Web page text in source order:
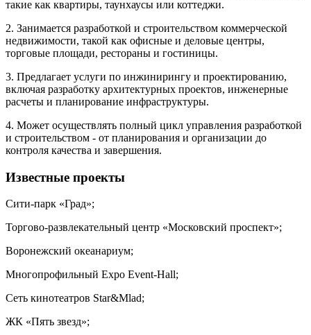
такие как квартиры, таунхаусы или коттеджи.
2. Занимается разработкой и строительством коммерческой
недвижимости, такой как офисные и деловые центры,
торговые площади, рестораны и гостиницы.
3. Предлагает услуги по инжинирингу и проектированию,
включая разработку архитектурных проектов, инженерные
расчеты и планирование инфраструктуры.
4. Может осуществлять полный цикл управления разработкой
и строительством - от планирования и организации до
контроля качества и завершения.
Известные проекты
Сити-парк «Град»;
Торгово-развлекательный центр «Московский проспект»;
Воронежский океанариум;
Многопрофильный Expo Event-Hall;
Сеть кинотеатров Star&Mlad;
ЖК «Пять звезд»;